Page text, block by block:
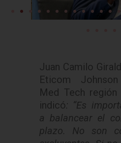
Juan Camilo
Eticom
Med Tech
indicó: “Es
a balancear el
plazo. No son